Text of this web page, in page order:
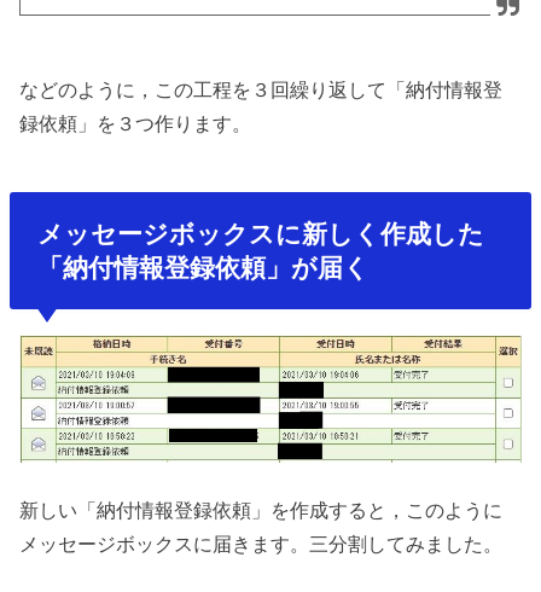
などのように，この工程を３回繰り返して「納付情報登
録依頼」を３つ作ります。
メッセージボックスに新しく作成した
「納付情報登録依頼」が届く
新しい「納付情報登録依頼」を作成すると，このように
メッセージボックスに届きます。三分割してみました。